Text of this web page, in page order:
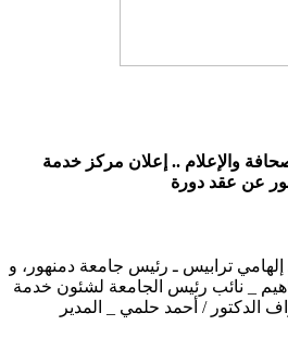
والإعلام .. إعلان مركز خدمة
عن عقد دورة
تحت رعاية الأستاذ الدكتور / إلهامي ترابيس ـ رئيس جامعة دمنهور، و
_ نائب رئيس الجامعة لشئون خدمة
الدكتور / أحمد حلمي _ المدير